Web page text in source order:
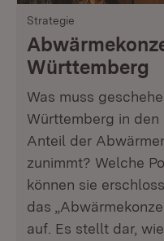
Strategie
Württemberg
Was muss
Württemberg in
Anteil der
zunimmt? Welche
können sie
das
auf. Es stellt dar,